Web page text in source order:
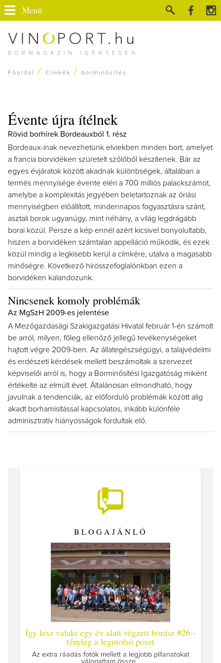
BORMAGAZIN IGÉNYESEN
Menü
Főoldal / Címkék / borminősítés
Évente újra ítélnek
Rövid borhírek Bordeauxból 1. rész
Bordeaux-inak nevezhetünk elviekben minden bort, amelyet
a francia borvidéken szüretelt szőlőből készítenek. Bár az
egyes évjáratok között akadnak különbségek, általában a
termés mennyisége évente eléri a 700 milliós palackszámot,
amelybe a komplexitás jegyében beletartoznak az óriási
mennyiségben előállított, mindennapos fogyasztásra szánt,
asztali borok ugyanúgy, mint néhány, a világ legdrágább
borai közül. Persze a kép ennél azért kicsivel bonyolultabb,
hiszen a borvidéken számtalan appelláció működik, és ezek
közül mindig a legkisebb kerül a címkére, utalva a magasabb
minőségre. Következő hírösszefoglalónkban ezen a
borvidéken kalandozunk.
Nincsenek komoly problémák
Az MgSzH 2009-es jelentése
A Mezőgazdasági Szakigazgatási Hivatal február 1-én számolt
be arról, milyen, főleg ellenőző jellegű tevékenységeket
hajtott végre 2009-ben. Az állategészségügyi, a talajvédelmi
és erdészeti kérdések mellett beszámoltak a szervezet
képviselői arról is, hogy a Borminősítési Igazgatóság miként
értékelte az elmúlt évet. Általánosan elmondható, hogy
javulnak a tendenciák, az előforduló problémák között alig
akadt borhamisítással kapcsolatos, inkább különféle
adminisztratív hiányosságok fordultak elő.
BLOGAJÁNLÓ
Így lesz valaki egy év alatt végzett borász #26 -
tényleg a legutolsó poszt
Az extra ráadás fotók mellett a legjobb pillanatokat
válogattam össze...